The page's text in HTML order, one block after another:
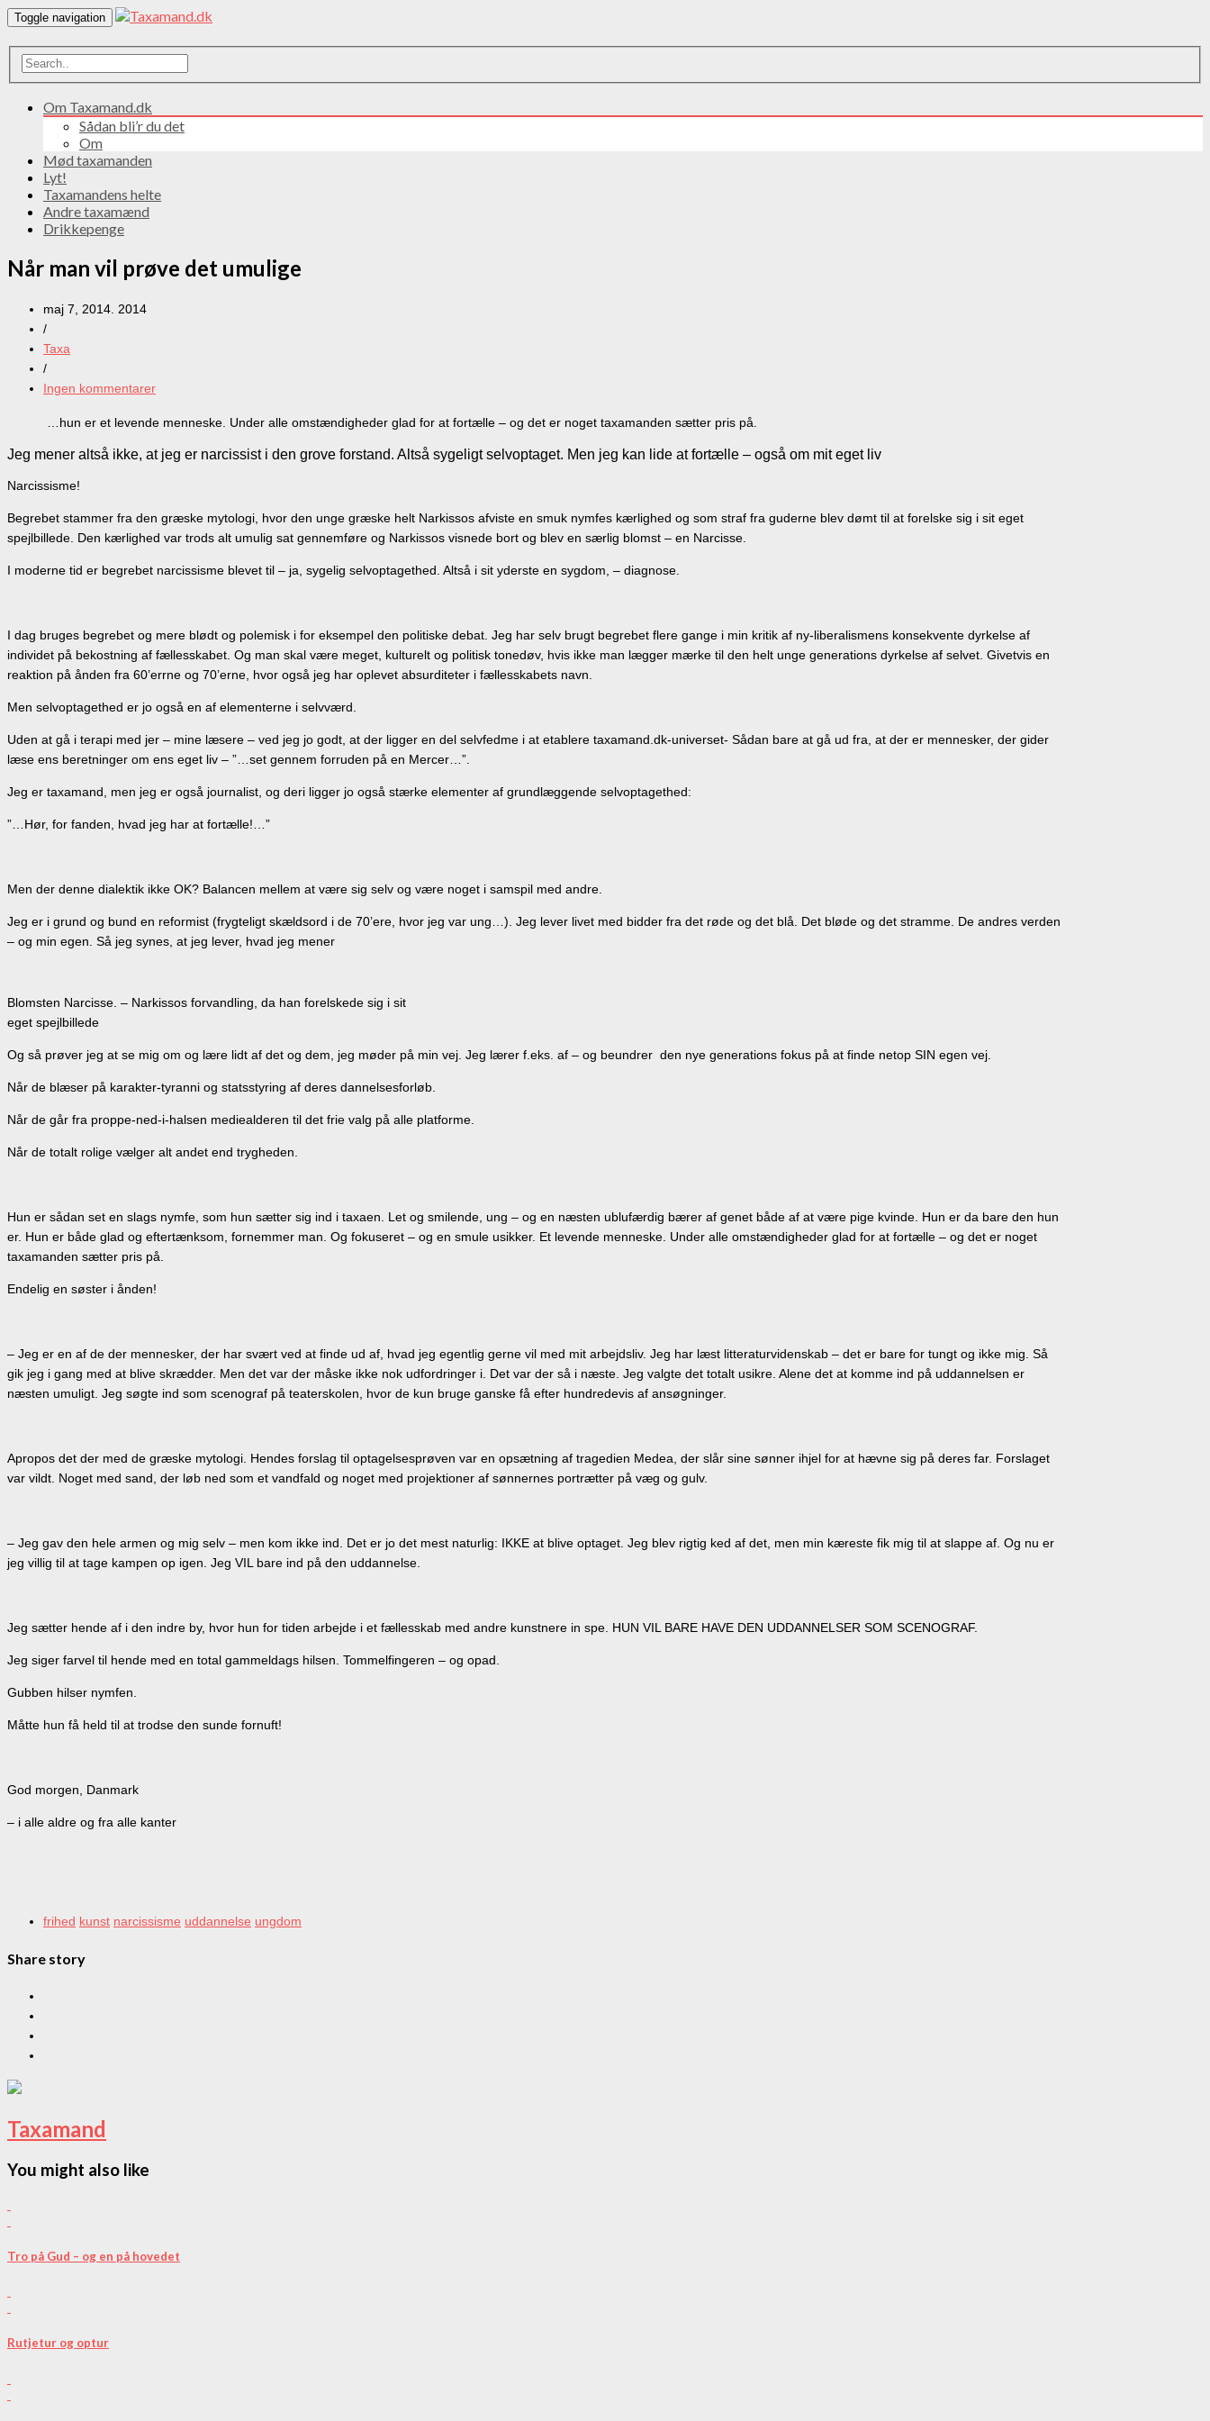
Toggle navigation
Om Taxamand.dk
Sådan bli’r du det
Om
Mød taxamanden
Lyt!
Taxamandens helte
Andre taxamænd
Drikkepenge
Når man vil prøve det umulige
maj 7, 2014. 2014
/
Taxa
/
Ingen kommentarer
…hun er et levende menneske. Under alle omstændigheder glad for at fortælle – og det er noget taxamanden sætter pris på.
Jeg mener altså ikke, at jeg er narcissist i den grove forstand. Altså sygeligt selvoptaget. Men jeg kan lide at fortælle – også om mit eget liv
Narcissisme!
Begrebet stammer fra den græske mytologi, hvor den unge græske helt Narkissos afviste en smuk nymfes kærlighed og som straf fra guderne blev dømt til at forelske sig i sit eget
spejlbillede. Den kærlighed var trods alt umulig sat gennemføre og Narkissos visnede bort og blev en særlig blomst – en Narcisse.
I moderne tid er begrebet narcissisme blevet til – ja, sygelig selvoptagethed. Altså i sit yderste en sygdom, – diagnose.
I dag bruges begrebet og mere blødt og polemisk i for eksempel den politiske debat. Jeg har selv brugt begrebet flere gange i min kritik af ny-liberalismens konsekvente dyrkelse af
individet på bekostning af fællesskabet. Og man skal være meget, kulturelt og politisk tonedøv, hvis ikke man lægger mærke til den helt unge generations dyrkelse af selvet. Givetvis en
reaktion på ånden fra 60’errne og 70’erne, hvor også jeg har oplevet absurditeter i fællesskabets navn.
Men selvoptagethed er jo også en af elementerne i selvværd.
Uden at gå i terapi med jer – mine læsere – ved jeg jo godt, at der ligger en del selvfedme i at etablere taxamand.dk-universet- Sådan bare at gå ud fra, at der er mennesker, der gider
læse ens beretninger om ens eget liv – ”…set gennem forruden på en Mercer…”.
Jeg er taxamand, men jeg er også journalist, og deri ligger jo også stærke elementer af grundlæggende selvoptagethed:
”…Hør, for fanden, hvad jeg har at fortælle!…”
Men der denne dialektik ikke OK? Balancen mellem at være sig selv og være noget i samspil med andre.
Jeg er i grund og bund en reformist (frygteligt skældsord i de 70’ere, hvor jeg var ung…). Jeg lever livet med bidder fra det røde og det blå. Det bløde og det stramme. De andres verden
– og min egen. Så jeg synes, at jeg lever, hvad jeg mener
Blomsten Narcisse. – Narkissos forvandling, da han forelskede sig i sit
eget spejlbillede
Og så prøver jeg at se mig om og lære lidt af det og dem, jeg møder på min vej. Jeg lærer f.eks. af – og beundrer den nye generations fokus på at finde netop SIN egen vej.
Når de blæser på karakter-tyranni og statsstyring af deres dannelsesforløb.
Når de går fra proppe-ned-i-halsen mediealderen til det frie valg på alle platforme.
Når de totalt rolige vælger alt andet end trygheden.
Hun er sådan set en slags nymfe, som hun sætter sig ind i taxaen. Let og smilende, ung – og en næsten ublufærdig bærer af genet både af at være pige kvinde. Hun er da bare den hun
er. Hun er både glad og eftertænksom, fornemmer man. Og fokuseret – og en smule usikker. Et levende menneske. Under alle omstændigheder glad for at fortælle – og det er noget
taxamanden sætter pris på.
Endelig en søster i ånden!
– Jeg er en af de der mennesker, der har svært ved at finde ud af, hvad jeg egentlig gerne vil med mit arbejdsliv. Jeg har læst litteraturvidenskab – det er bare for tungt og ikke mig. Så
gik jeg i gang med at blive skrædder. Men det var der måske ikke nok udfordringer i. Det var der så i næste. Jeg valgte det totalt usikre. Alene det at komme ind på uddannelsen er
næsten umuligt. Jeg søgte ind som scenograf på teaterskolen, hvor de kun bruge ganske få efter hundredevis af ansøgninger.
Apropos det der med de græske mytologi. Hendes forslag til optagelsesprøven var en opsætning af tragedien Medea, der slår sine sønner ihjel for at hævne sig på deres far. Forslaget
var vildt. Noget med sand, der løb ned som et vandfald og noget med projektioner af sønnernes portrætter på væg og gulv.
– Jeg gav den hele armen og mig selv – men kom ikke ind. Det er jo det mest naturlig: IKKE at blive optaget. Jeg blev rigtig ked af det, men min kæreste fik mig til at slappe af. Og nu er
jeg villig til at tage kampen op igen. Jeg VIL bare ind på den uddannelse.
Jeg sætter hende af i den indre by, hvor hun for tiden arbejde i et fællesskab med andre kunstnere in spe. HUN VIL BARE HAVE DEN UDDANNELSER SOM SCENOGRAF.
Jeg siger farvel til hende med en total gammeldags hilsen. Tommelfingeren – og opad.
Gubben hilser nymfen.
Måtte hun få held til at trodse den sunde fornuft!
God morgen, Danmark
– i alle aldre og fra alle kanter
frihed kunst narcissisme uddannelse ungdom
Share story
Taxamand
You might also like
Tro på Gud – og en på hovedet
Rutjetur og optur